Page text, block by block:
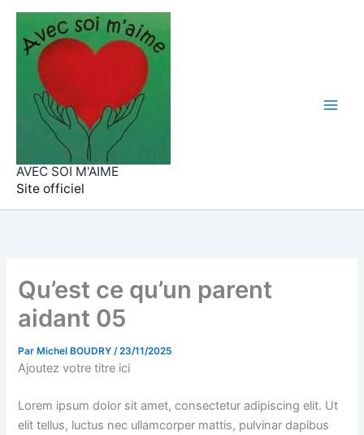
Aller
contenu
AVEC SOI M'AIME
Site officiel
Qu’est ce qu’un parent
aidant 05
Par Michel BOUDRY/23/11/2025
Ajoutez votre titre ici
Lorem ipsum dolor sit amet, consectetur adipiscing elit. Ut
elit tellus, luctus nec ullamcorper mattis, pulvinar dapibus